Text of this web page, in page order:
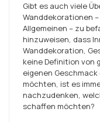
Gibt es auch viele
Wanddekorationen
Allgemeinen – zu
hinzuweisen, dass
Wanddekoration,
keine Definition von
eigenen
möchten, ist es
nachzudenken,
schaffen möchten?